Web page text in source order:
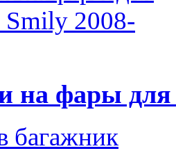
на фары для